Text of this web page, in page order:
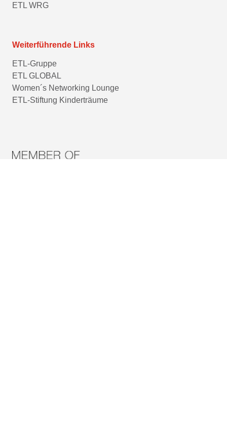
ETL WRG
Weiterführende Links
ETL-Gruppe
ETL GLOBAL
Women´s Networking Lounge
ETL-Stiftung Kinderträume